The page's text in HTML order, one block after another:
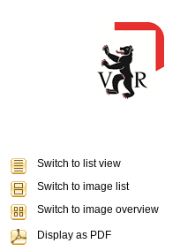
Switch to list view
Switch to image list
Switch to image overview
Display as PDF